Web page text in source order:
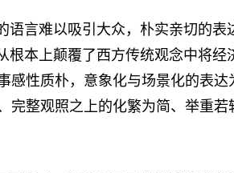
言难以吸引大众，朴实亲切的表
根本上颠覆了西方传统观念中将经
感性质朴，意象化与场景化的表达
完整观照之上的化繁为简、举重若